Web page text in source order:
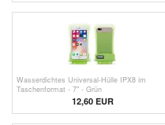
Wasserdichtes Universal-Hülle IPX8 im
Taschenformat - 7" - Grün
12,60 EUR